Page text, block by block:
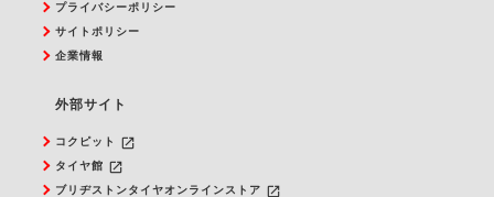
プライバシーポリシー
サイトポリシー
企業情報
外部サイト
コクピット launch
タイヤ館 launch
ブリヂストンタイヤオンラインストア launch